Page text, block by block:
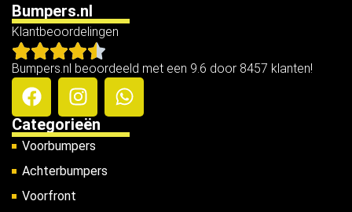
Bumpers.nl
Klantbeoordelingen
Bumpers.nl beoordeeld met een 9.6 door 8457 klanten!
Categorieën
Voorbumpers
Achterbumpers
Voorfront